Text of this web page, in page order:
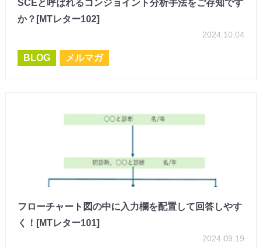
SCEと呼ばれるコンジョイント分析手法をご存知です
か？[MTレター102]
2024.10.04
BLOG メルマガ
フローチャート図の中に入力欄を配置して回答しやす
く！[MTレター101]
2024.09.19